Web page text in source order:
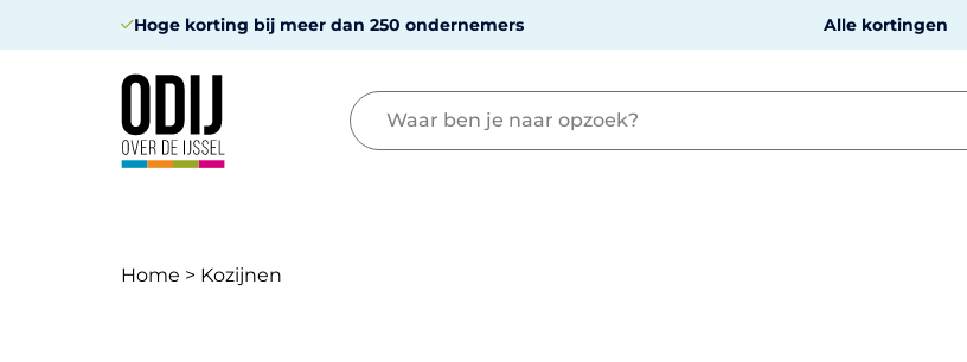
Hoge korting bij meer dan 250 ondernemers Alle kortingen
Home > Kozijnen